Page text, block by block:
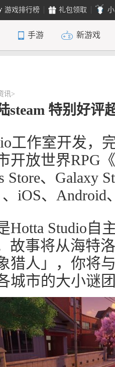
游戏排行榜 礼包领取
手游 新游戏
讯>
steam 特别好
作室开发，
开放世界RPG
Store、Galaxy
iOS、Android
Studio自
故事将从海特
猎人」，你将
城市的大小谜